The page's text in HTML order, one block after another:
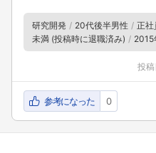
研究開発 20代後半男性 正社
未満 (投稿時に退職済み)
2015
投
参考になった 0